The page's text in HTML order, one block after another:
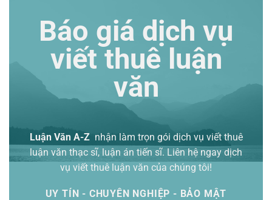
Báo giá dịch vụ
viết thuê luận
văn
Luận Văn A-Z nhận làm trọn gói dịch vụ viết thuê
luận văn thạc sĩ, luận án tiến sĩ. Liên hệ ngay dịch
vụ viết thuê luận văn của chúng tôi!
UY TÍN - CHUYÊN NGHIỆP - BẢO MẬT